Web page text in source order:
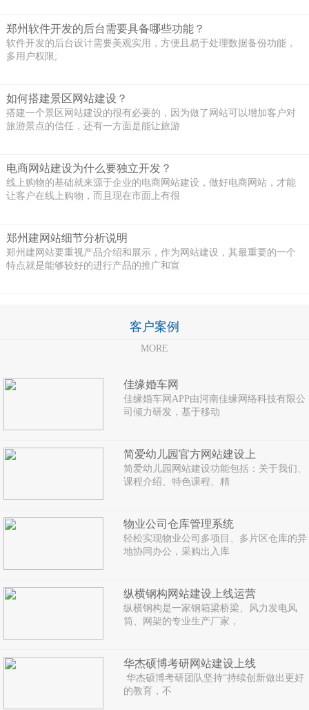
郑州软件开发的后台需要具备哪些功能？
软件开发的后台设计需要美观实用，方便且易于处理数据备份功能，
多用户权限;
如何搭建景区网站建设？
搭建一个景区网站建设的很有必要的，因为做了网站可以增加客户对
旅游景点的信任，还有一方面是能让旅游
电商网站建设为什么要独立开发？
线上购物的基础就来源于企业的电商网站建设，做好电商网站，才能
让客户在线上购物，而且现在市面上有很
郑州建网站细节分析说明
郑州建网站要重视产品介绍和展示，作为网站建设，其最重要的一个
特点就是能够较好的进行产品的推广和宣
客户案例
MORE
佳缘婚车网
佳缘婚车网APP由河南佳缘网络科技有限公
司倾力研发，基于移动
简爱幼儿园官方网站建设上
简爱幼儿园网站建设功能包括：关于我们、
课程介绍、特色课程、精
物业公司仓库管理系统
轻松实现物业公司多项目、多片区仓库的异
地协同办公，采购出入库
纵横钢构网站建设上线运营
纵横钢构是一家钢箱梁桥梁、风力发电风
筒、网架的专业生产厂家，
华杰硕博考研网站建设上线
华杰硕博考研团队坚持“持续创新做出更好
的教育，不